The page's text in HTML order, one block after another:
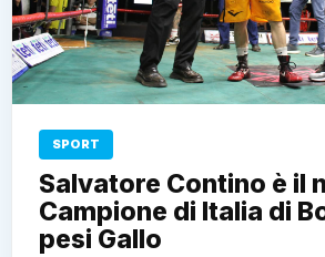
SPORT
Salvatore Contino è il
Campione di Italia di
pesi Gallo